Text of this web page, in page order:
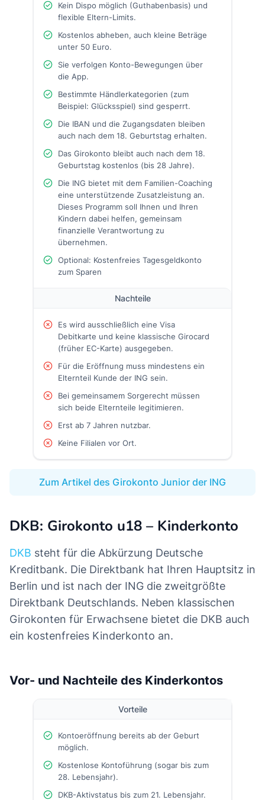
Nachteile
Kein Dispo möglich (Guthabenbasis) und
flexible Eltern-Limits.
Kostenlos abheben, auch kleine Beträge
unter 50 Euro.
Sie verfolgen Konto-Bewegungen über
die App.
Bestimmte Händlerkategorien (zum
Beispiel: Glücksspiel) sind gesperrt.
Die IBAN und die Zugangsdaten bleiben
auch nach dem 18. Geburtstag erhalten.
Das Girokonto bleibt auch nach dem 18.
Geburtstag kostenlos (bis 28 Jahre).
Die ING bietet mit dem Familien-Coaching
eine unterstützende Zusatzleistung an.
Dieses Programm soll Ihnen und Ihren
Kindern dabei helfen, gemeinsam
finanzielle Verantwortung zu
übernehmen.
Optional: Kostenfreies Tagesgeldkonto
zum Sparen
Es wird ausschließlich eine Visa
Debitkarte und keine klassische Girocard
(früher EC-Karte) ausgegeben.
Für die Eröffnung muss mindestens ein
Elternteil Kunde der ING sein.
Bei gemeinsamem Sorgerecht müssen
sich beide Elternteile legitimieren.
Erst ab 7 Jahren nutzbar.
Keine Filialen vor Ort.
Zum Artikel des Girokonto Junior der ING
DKB: Girokonto u18 – Kinderkonto
DKB steht für die Abkürzung Deutsche
Kreditbank. Die Direktbank hat Ihren Hauptsitz in
Berlin und ist nach der ING die zweitgrößte
Direktbank Deutschlands. Neben klassischen
Girokonten für Erwachsene bietet die DKB auch
ein kostenfreies Kinderkonto an.
Vor- und Nachteile des Kinderkontos
Vorteile
Kontoeröffnung bereits ab der Geburt
möglich.
Kostenlose Kontoführung (sogar bis zum
28. Lebensjahr).
DKB-Aktivstatus bis zum 21. Lebensjahr.